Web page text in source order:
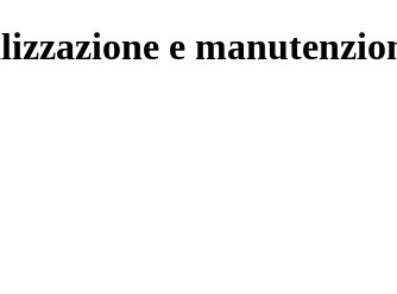
e